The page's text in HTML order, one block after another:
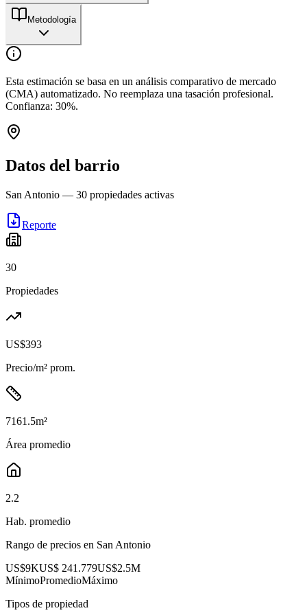
Metodología
Esta estimación se basa en un análisis comparativo de mercado
(CMA) automatizado. No reemplaza una tasación profesional.
Confianza: 30%.
Datos del barrio
San Antonio — 30 propiedades activas
Reporte
30
Propiedades
US$393
Precio/m² prom.
7161.5m²
Área promedio
2.2
Hab. promedio
Rango de precios en San Antonio
US$9KUS$ 241.779US$2.5M
MínimoPromedioMáximo
Tipos de propiedad